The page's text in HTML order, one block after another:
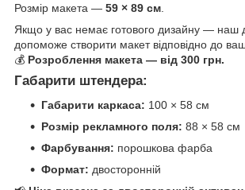
Розмір макета — 59 × 89 см
Якщо у вас немає готового дизайну — наш
допоможе створити макет відповідно до
💰 Розроблення макета — від 300 грн.
Габарити штендера:
Габарити каркаса: 100 × 58 см
Розмір рекламного поля: 88 × 58 см
Фарбування: порошкова фарба
Формат: двосторонній